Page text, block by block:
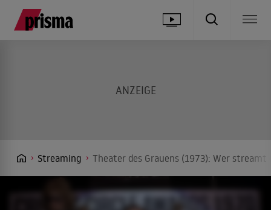
Streaming Theater des Grauens (1973): Wer